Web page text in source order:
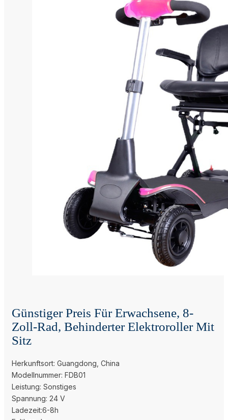
Günstiger Preis Für Erwachsene, 8-
Zoll-Rad, Behinderter Elektroroller Mit
Sitz
Herkunftsort: Guangdong, China
Modellnummer: FDB01
Leistung: Sonstiges
Spannung: 24 V
Ladezeit:6-8h